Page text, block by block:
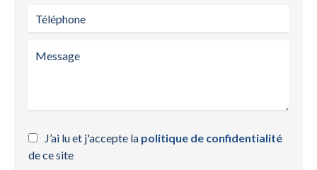
J’ai lu et j'accepte la politique de confidentialité
de ce site